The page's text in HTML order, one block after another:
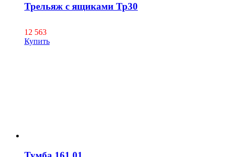
Трельяж с ящиками Тр30
12 563
Купить